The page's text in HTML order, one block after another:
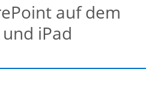
auf dem
iPad